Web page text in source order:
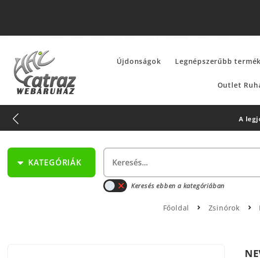
Újdonságok Legnépszerűbb
Outlet
A
KATEGÓRIÁK
Keresés ebben a kategóriában
Főoldal Zsinórok